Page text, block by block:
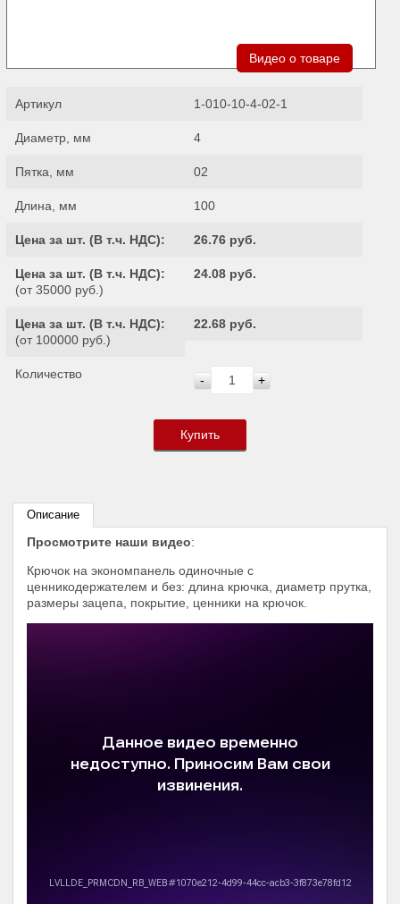
Видео о товаре
Артикул 1-010-10-4-02-1
Диаметр, мм 4
Пятка, мм 02
Длина, мм 100
Цена за шт. (В т.ч. НДС): 26.76 руб.
Цена за шт. (В т.ч. НДС):
(от 35000 руб.)
24.08 руб.
Цена за шт. (В т.ч. НДС):
(от 100000 руб.)
22.68 руб.
Количество - +
Купить
Описание
Просмотрите наши видео:
Крючок на экономпанель одиночные с
ценникодержателем и без: длина крючка, диаметр прутка,
размеры зацепа, покрытие, ценники на крючок.